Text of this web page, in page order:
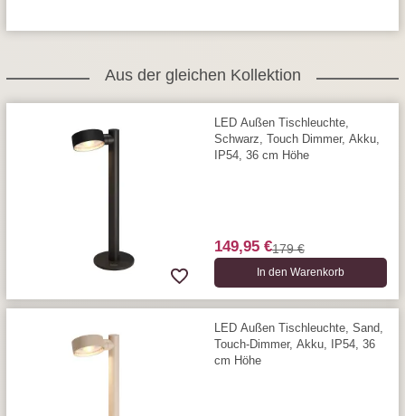
Aus der gleichen Kollektion
LED Außen Tischleuchte,
Schwarz, Touch Dimmer, Akku,
IP54, 36 cm Höhe
149,95 €179 €
In den Warenkorb
LED Außen Tischleuchte, Sand,
Touch-Dimmer, Akku, IP54, 36
cm Höhe